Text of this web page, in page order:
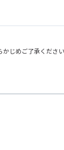
かじめご了承くださ